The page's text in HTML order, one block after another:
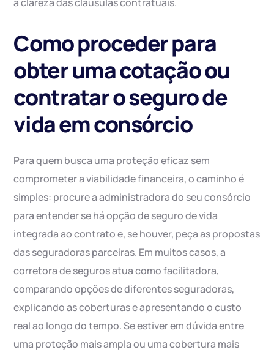
Como proceder para
obter uma cotação ou
contratar o seguro de
vida em consórcio
Para quem busca uma proteção eficaz sem
comprometer a viabilidade financeira, o caminho é
simples: procure a administradora do seu consórcio
para entender se há opção de seguro de vida
integrada ao contrato e, se houver, peça as propostas
das seguradoras parceiras. Em muitos casos, a
corretora de seguros atua como facilitadora,
comparando opções de diferentes seguradoras,
explicando as coberturas e apresentando o custo
real ao longo do tempo. Se estiver em dúvida entre
uma proteção mais ampla ou uma cobertura mais